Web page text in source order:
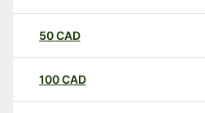
50CAD
100CAD